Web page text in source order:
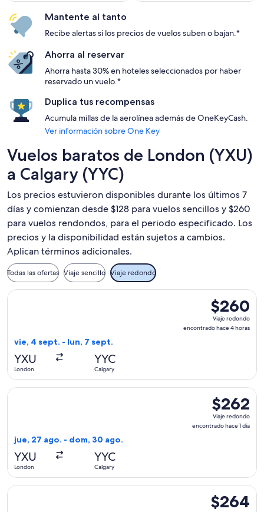
Mantente al tanto
Recibe alertas si los precios de vuelos suben o bajan.*
Ahorra al reservar
Ahorra hasta 30% en hoteles seleccionados por haber
reservado un vuelo.*
Duplica tus recompensas
Acumula millas de la aerolínea además de OneKeyCash.
Ver información sobre One Key
Vuelos baratos de London (YXU)
a Calgary (YYC)
Los precios estuvieron disponibles durante los últimos 7
días y comienzan desde $128 para vuelos sencillos y $260
para vuelos rendondos, para el periodo especificado. Los
precios y la disponibilidad están sujetos a cambios.
Aplican términos adicionales.
Todas las ofertas Viaje sencillo Viaje redondo
$260
Viaje
redondo,
$260
Viaje redondo
encontrado hace 4 horas
vie, 4 sept. - lun, 7 sept.
YXU
London
YYC
Calgary
Seleccionar vuelo de WestJet, con salida el vie, 4 sept.
$262
Viaje
redondo,
$262
Viaje redondo
encontrado hace 1 día
jue, 27 ago. - dom, 30 ago.
YXU
London
YYC
Calgary
Seleccionar vuelo de WestJet, con salida el jue, 27 ago.
$264
$264
Seleccionar vuelo de WestJet, con salida el jue, 3 sept.